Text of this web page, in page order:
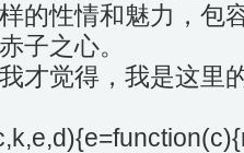
的性情和魅力，包
子之心。
才觉得，我是这里